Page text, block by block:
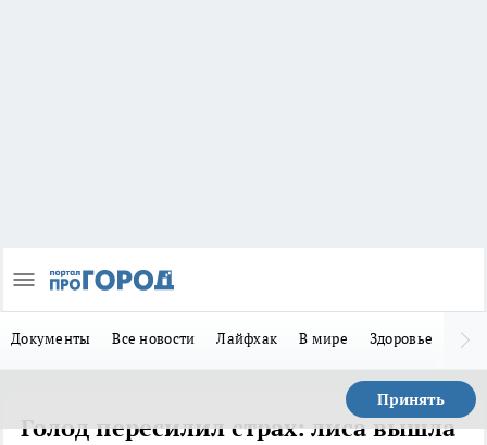
Документы Все новости Лайфхак В мире Здоровье
Принять
Голод пересилил страх: лиса вышла